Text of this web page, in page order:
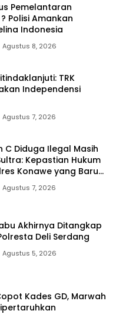
Pemelantaran
Polisi Amankan
Indonesia
Agustus 8, 2026
TRK
Independensi
Agustus 7, 2026
C Diduga Ilegal Masih
Kepastian Hukum
Konawe yang Baru
Agustus 7, 2026
Akhirnya Ditangkap
Deli Serdang
Agustus 5, 2026
Kades GD, Marwah